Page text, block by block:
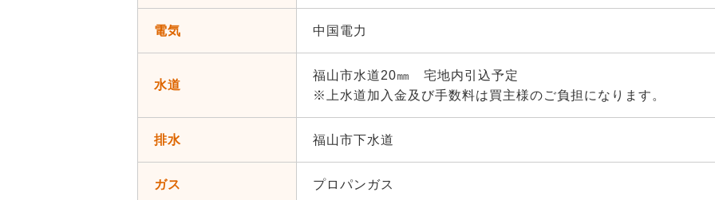
電気 中国電力
水道
福山市水道20㎜ 宅地内引込予定
※上水道加入金及び手数料は買主様のご負担になります。
排水 福山市下水道
ガス プロパンガス